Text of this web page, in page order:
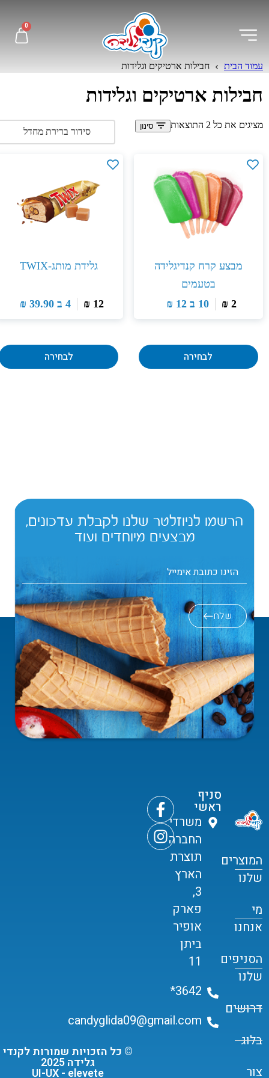
0
עמוד הבית חבילות ארטיקים וגלידות
חבילות ארטיקים וגלידות
סינון מציגים את כל ⁦2⁩ התוצאות
מבצע קרח קנדיגלידה
בטעמים
₪ 2 10 ב ₪ 12
לבחירה
גלידת מותג-TWIX
₪ 12 4 ב ₪ 39.90
לבחירה
הרשמו לניוזלטר שלנו לקבלת עדכונים,
מבצעים מיוחדים ועוד
שלח
המוצרים
שלנו
מי
אנחנו
הסניפים
שלנו
דרושים
בלוג
צור
סניף
ראשי
משרדי
החברה
תוצרת
הארץ
3,
פארק
אופיר
ביתן
11
3642*
candyglida09@gmail.com
© כל הזכויות שמורות לקנדי
גלידה 2025
UI-UX - elevete